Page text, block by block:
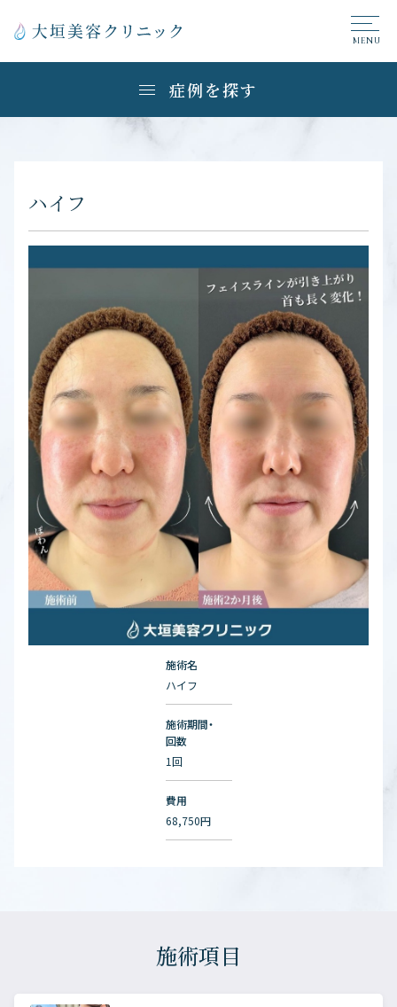
症例を探す
ハイフ
施術名
ハイフ
施術期間・
回数
1回
費用
68,750円
施術項目